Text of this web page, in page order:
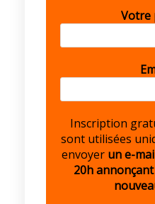
Votre
Inscription
sont utilisées
envoyer un e-
20h